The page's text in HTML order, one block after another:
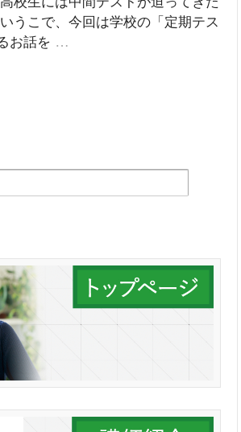
うこで、今回は学校の「定期テス
お話を …